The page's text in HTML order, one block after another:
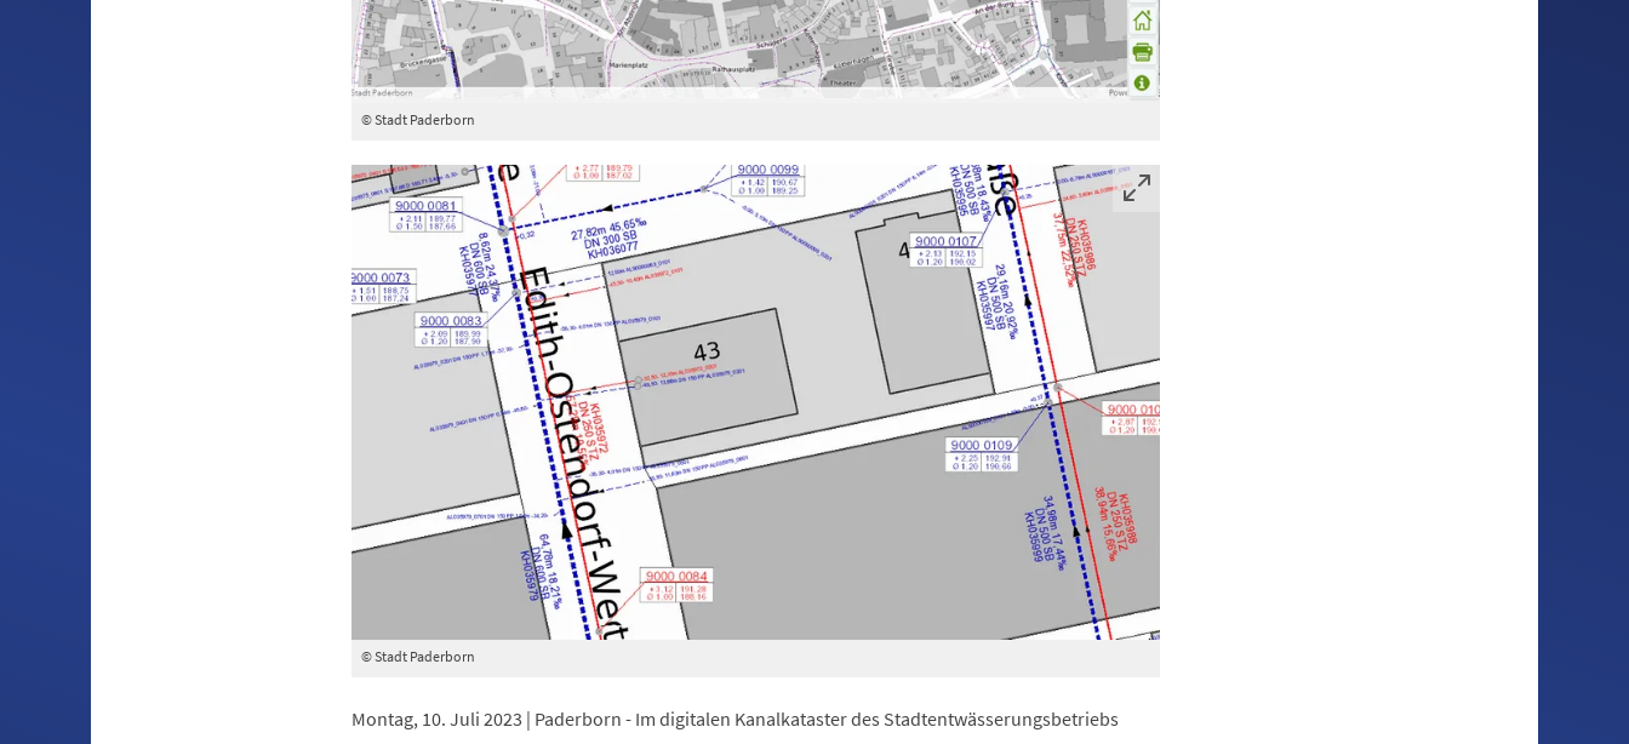
© Stadt Paderborn
© Stadt Paderborn
Montag, 10. Juli 2023 | Paderborn - Im digitalen Kanalkataster des Stadtentwässerungsbetriebs